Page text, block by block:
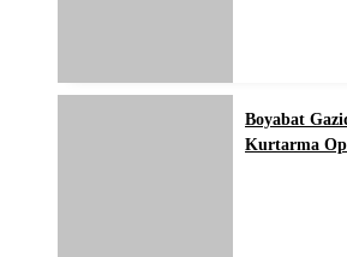
Boyabat
Kurtarma